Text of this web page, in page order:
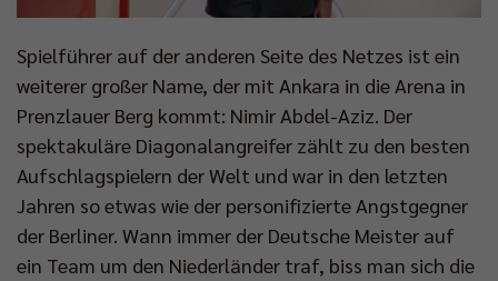
Spielführer auf der anderen Seite des Netzes ist ein
weiterer großer Name, der mit Ankara in die Arena in
Prenzlauer Berg kommt: Nimir Abdel-Aziz. Der
spektakuläre Diagonalangreifer zählt zu den besten
Aufschlagspielern der Welt und war in den letzten
Jahren so etwas wie der personifizierte Angstgegner
der Berliner. Wann immer der Deutsche Meister auf
ein Team um den Niederländer traf, biss man sich die